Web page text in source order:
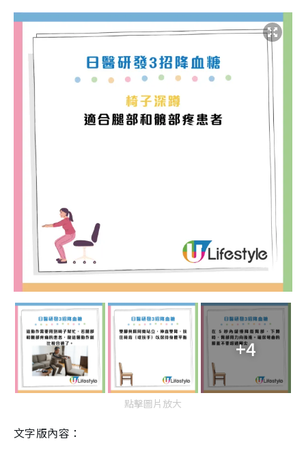
+4
點擊圖片放大
文字版內容：